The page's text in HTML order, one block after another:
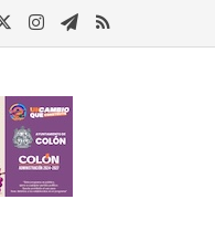
Instagram
Telegram
RSS